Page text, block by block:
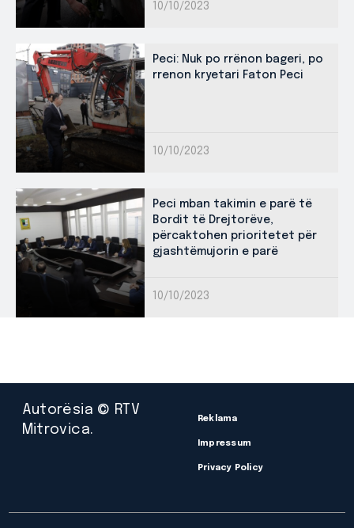
10/10/2023
Peci: Nuk po rrënon bageri, po
rrenon kryetari Faton Peci
10/10/2023
Peci mban takimin e parë të
Bordit të Drejtorëve,
përcaktohen prioritetet për
gjashtëmujorin e parë
10/10/2023
Autorësia © RTV
Mitrovica.
Reklama
Impressum
Privacy Policy